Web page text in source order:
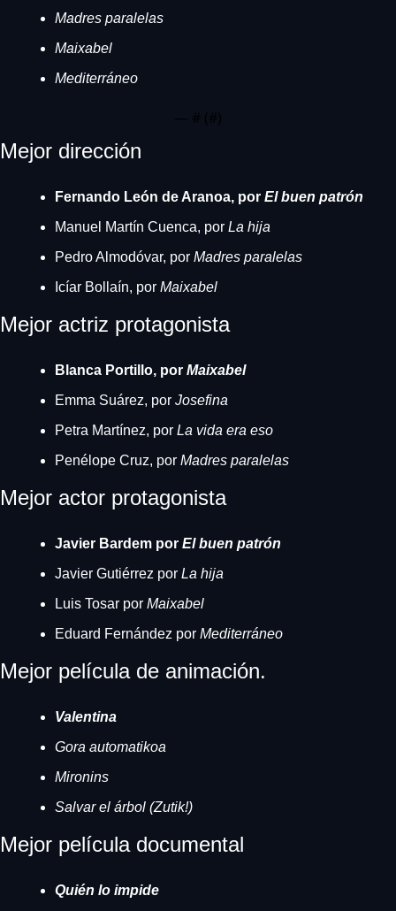
Madres paralelas
Maixabel
Mediterráneo
— # (#)
Mejor dirección
Fernando León de Aranoa, por El buen patrón
Manuel Martín Cuenca, por La hija
Pedro Almodóvar, por Madres paralelas
Icíar Bollaín, por Maixabel
Mejor actriz protagonista
Blanca Portillo, por Maixabel
Emma Suárez, por Josefina
Petra Martínez, por La vida era eso
Penélope Cruz, por Madres paralelas
Mejor actor protagonista
Javier Bardem por El buen patrón
Javier Gutiérrez por La hija
Luis Tosar por Maixabel
Eduard Fernández por Mediterráneo
Mejor película de animación.
Valentina
Gora automatikoa
Mironins
Salvar el árbol (Zutik!)
Mejor película documental
Quién lo impide